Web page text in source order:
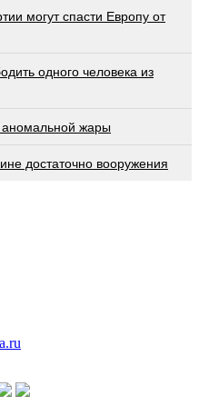
могут спасти Европу от
одного человека из
аномальной жары
достаточно вооружения